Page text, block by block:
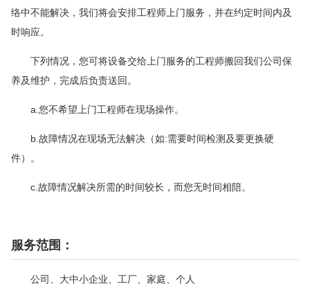
络中不能解决，我们将会安排工程师上门服务，并在约定时间内及
时响应。
下列情况，您可将设备交给上门服务的工程师搬回我们公司保
养及维护，完成后负责送回。
a.您不希望上门工程师在现场操作。
b.故障情况在现场无法解决（如:需要时间检测及要更换硬
件）。
c.故障情况解决所需的时间较长，而您无时间相陪。
服务范围：
公司、大中小企业、工厂、家庭、个人